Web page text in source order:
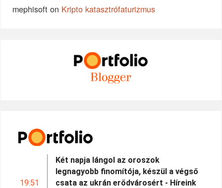
mephisoft on Kripto katasztrófaturizmus
19:51
Két napja lángol az oroszok
legnagyobb finomítója, készül a végső
csata az ukrán erődvárosért - Híreink